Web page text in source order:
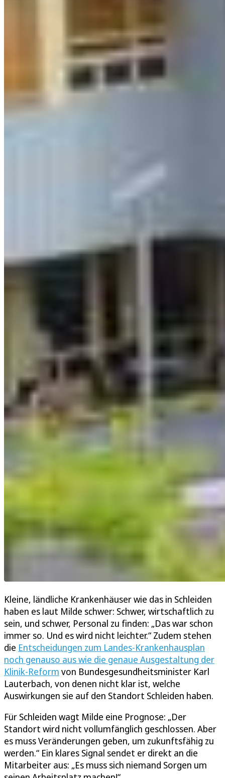
Kleine, ländliche Krankenhäuser wie das in Schleiden
haben es laut Milde schwer: Schwer, wirtschaftlich zu
sein, und schwer, Personal zu finden: „Das war schon
immer so. Und es wird nicht leichter.“ Zudem stehen
die Entscheidungen zum Landes-Krankenhausplan
noch genauso aus wie die genaue Ausgestaltung der
Klinik-Reform von Bundesgesundheitsminister Karl
Lauterbach, von denen nicht klar ist, welche
Auswirkungen sie auf den Standort Schleiden haben.
Für Schleiden wagt Milde eine Prognose: „Der
Standort wird nicht vollumfänglich geschlossen. Aber
es muss Veränderungen geben, um zukunftsfähig zu
werden.“ Ein klares Signal sendet er direkt an die
Mitarbeiter aus: „Es muss sich niemand Sorgen um